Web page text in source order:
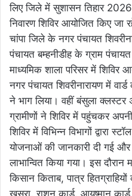
लिए जिले में सुशासन तिहार
निवारण शिविर आयोजित किए
चांपा जिले के नगर पंचायत
पंचायत बम्हनीडीह के ग्राम
माध्यमिक शाला परिसर में शिविर
नगर पंचायत शिवरीनारायण में
ने भाग लिया। वहीं बंसुला क्लस्टर
ग्रामीणों ने शिविर में पहुंचकर
शिविर में विभिन्न विभागों द्वारा
योजनाओं की जानकारी दी गई और
लाभान्वित किया गया। इस
किसान किताब, पात्र
खसरा, राशन कार्ड, आयुष्मान